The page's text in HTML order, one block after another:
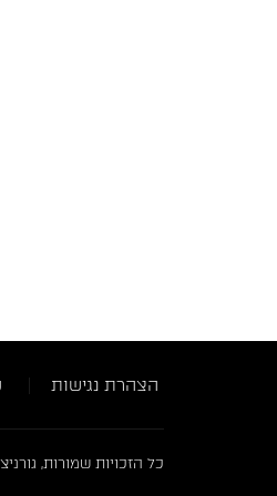
הצהרת נגישות
כל הזכויות שמורות,